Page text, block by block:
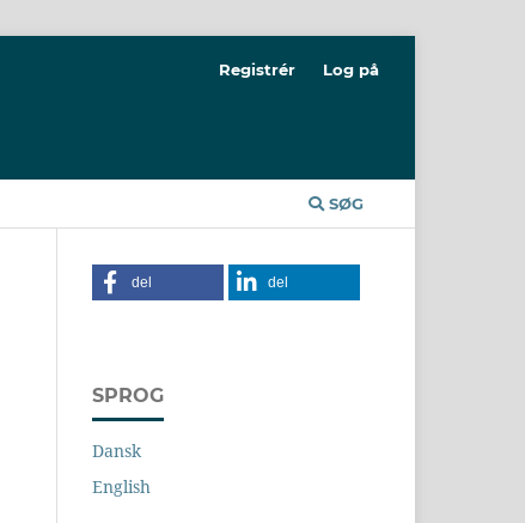
SØG
Registrér Log på
del del
SPROG
Dansk
English